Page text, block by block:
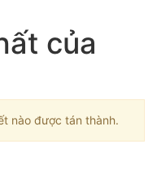
của
nào được tán thành.